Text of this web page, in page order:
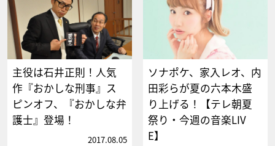
主役は石井正則！人気
作『おかしな刑事』ス
ピンオフ、『おかしな弁
護士』登場！
2017.08.05
ソナポケ、家入レオ、内
田彩らが夏の六本木盛
り上げる！【テレ朝夏
祭り・今週の音楽LIV
E】